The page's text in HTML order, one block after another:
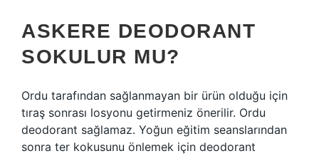
ASKERE DEODORANT
SOKULUR MU?
Ordu tarafından sağlanmayan bir ürün olduğu için
tıraş sonrası losyonu getirmeniz önerilir. Ordu
deodorant sağlamaz. Yoğun eğitim seanslarından
sonra ter kokusunu önlemek için deodorant